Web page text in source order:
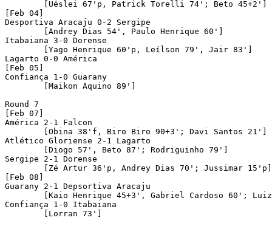
[Feb 04]
Desportiva Aracaju 0-2 Sergipe
Itabaiana 3-0 Dorense
Lagarto 0-0 América
[Feb 05]
Confiança 1-0 Guarany
Round 7
[Feb 07]
América 2-1 Falcon
Atlético Gloriense 2-1 Lagarto
Sergipe 2-1 Dorense
[Feb 08]
Guarany 2-1 Depsortiva Aracaju
Confiança 1-0 Itabaiana